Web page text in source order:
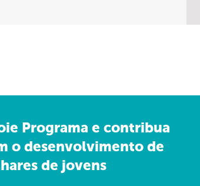
Programa e contribua
o desenvolvimento de
de jovens